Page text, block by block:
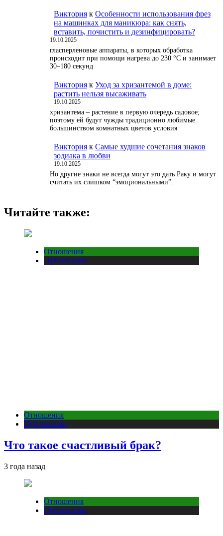
Виктория к Особенности использования фрез
на машинках для маникюра: как снять,
вставить, почистить и дезинфицировать?
19.10.2025
гласперленовые аппараты, в которых обработка
происходит при помощи нагрева до 230 °С и занимает
30–180 секунд
Виктория к Уход за хризантемой в доме:
растить нельзя высаживать
19.10.2025
хризантема – растение в первую очередь садовое;
поэтому ей будут чужды традиционно любимые
большинством комнатных цветов условия
Виктория к Самые худшие сочетания знаков
зодиака в любви
19.10.2025
Но другие знаки не всегда могут это дать Раку и могут
считать их слишком “эмоциональными”.
Читайте также:
Отношения
Публикации
Отношения
Публикации
Что такое счастливый брак?
3 года назад
Отношения
Публикации